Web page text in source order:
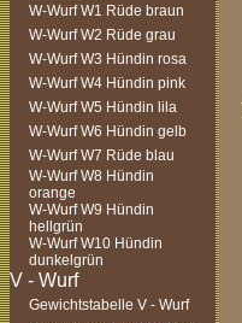
W-Wurf W1 Rüde braun
W-Wurf W2 Rüde grau
W-Wurf W3 Hündin rosa
W-Wurf W4 Hündin pink
W-Wurf W5 Hündin lila
W-Wurf W6 Hündin gelb
W-Wurf W7 Rüde blau
W-Wurf W8 Hündin
orange
W-Wurf W9 Hündin
hellgrün
W-Wurf W10 Hündin
dunkelgrün
Gewichtstabelle V - Wurf